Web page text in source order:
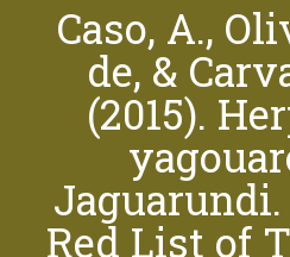
Caso, A.,
de, &
(2015).
Red List of